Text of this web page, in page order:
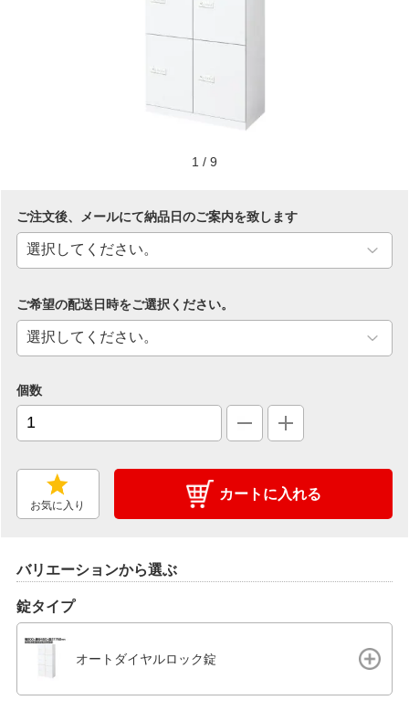
1 / 9
ご注文後、メールにて納品日のご案内を致します
ご希望の配送日時をご選択ください。
個数
お気に入り
カートに入れる
バリエーションから選ぶ
錠タイプ
オートダイヤルロック錠